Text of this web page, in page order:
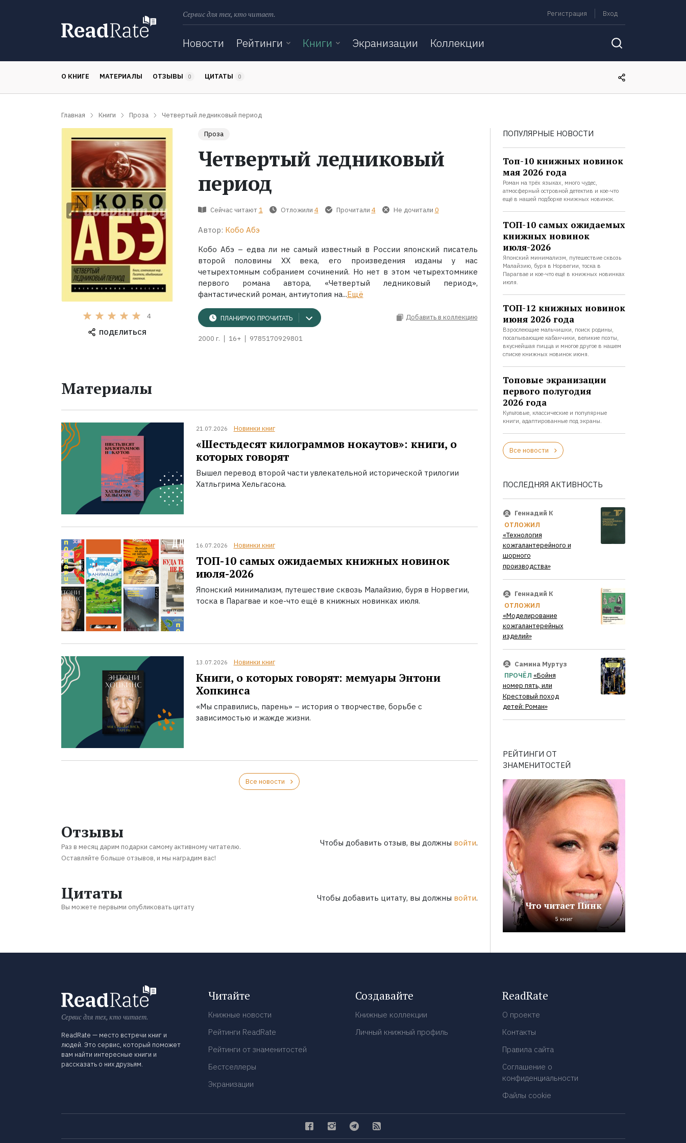
Сервис для тех, кто читает. Регистрация Вход
Новости Рейтинги Книги Экранизации Коллекции
О КНИГЕ МАТЕРИАЛЫ ОТЗЫВЫ 0 ЦИТАТЫ 0
Главная Книги Проза Четвертый ледниковый период
4
ПОДЕЛИТЬСЯ
Проза
Четвертый ледниковый
период
Сейчас читают 1 Отложили 4 Прочитали 4 Не дочитали 0
Автор: Кобо Абэ
Кобо Абэ – едва ли не самый известный в России японский писатель
второй половины XX века, его произведения изданы у нас
четырехтомным собранием сочинений. Но нет в этом четырехтомнике
первого романа автора, «Четвертый ледниковый период»,
фантастический роман, антиутопия на...Ещё
ПЛАНИРУЮ ПРОЧИТАТЬ Добавить в коллекцию
2000 г. 16+ 9785170929801
Материалы
21.07.2026 Новинки книг
«Шестьдесят килограммов нокаутов»: книги, о
которых говорят
Вышел перевод второй части увлекательной исторической трилогии
Хатльгрима Хельгасона.
16.07.2026 Новинки книг
ТОП-10 самых ожидаемых книжных новинок
июля-2026
Японский минимализм, путешествие сквозь Малайзию, буря в Норвегии,
тоска в Парагвае и кое-что ещё в книжных новинках июля.
13.07.2026 Новинки книг
Книги, о которых говорят: мемуары Энтони
Хопкинса
«Мы справились, парень» – история о творчестве, борьбе с
зависимостью и жажде жизни.
Все новости
Отзывы
Раз в месяц дарим подарки самому активному читателю.
Оставляйте больше отзывов, и мы наградим вас!
Чтобы добавить отзыв, вы должны войти.
Цитаты
Вы можете первыми опубликовать цитату
Чтобы добавить цитату, вы должны войти.
ПОПУЛЯРНЫЕ НОВОСТИ
Топ-10 книжных новинок
мая 2026 года
Роман на трёх языках, много чудес,
атмосферный островной детектив и кое-что
ещё в нашей подборке книжных новинок.
ТОП-10 самых ожидаемых
книжных новинок
июля-2026
Японский минимализм, путешествие сквозь
Малайзию, буря в Норвегии, тоска в
Парагвае и кое-что ещё в книжных новинках
июля.
ТОП-12 книжных новинок
июня 2026 года
Взрослеющие мальчишки, поиск родины,
посапывающие кабанчики, великие поэты,
вкуснейшая пицца и многое другое в нашем
списке книжных новинок июня.
Топовые экранизации
первого полугодия
2026 года
Культовые, классические и популярные
книги, адаптированные под экраны.
Все новости
ПОСЛЕДНЯЯ АКТИВНОСТЬ
Геннадий К
ОТЛОЖИЛ
«Технология
кожгалантерейного и
шорного
производства»
Геннадий К
ОТЛОЖИЛ
«Моделирование
кожгалантерейных
изделий»
Самина Муртуз
ПРОЧЁЛ «Бойня
номер пять, или
Крестовый поход
детей: Роман»
РЕЙТИНГИ ОТ
ЗНАМЕНИТОСТЕЙ
Что читает Пинк
5 книг
Сервис для тех, кто читает.
ReadRate — место встречи книг и
людей. Это сервис, который поможет
вам найти интересные книги и
рассказать о них друзьям.
Читайте
Книжные новости
Рейтинги ReadRate
Рейтинги от знаменитостей
Бестселлеры
Экранизации
Создавайте
Книжные коллекции
Личный книжный профиль
ReadRate
О проекте
Контакты
Правила сайта
Соглашение о
конфиденциальности
Файлы cookie